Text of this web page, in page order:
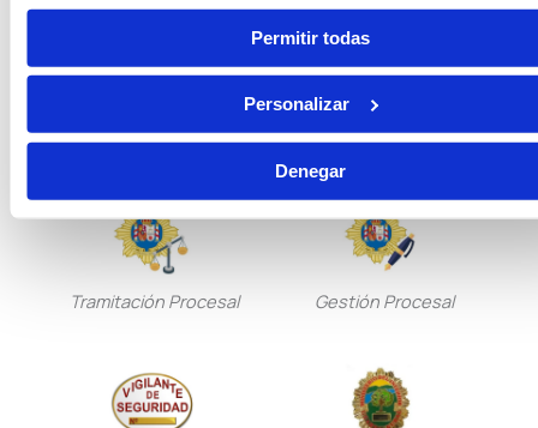
Permitir todas
Personalizar
Denegar
Penitenciarias
Tramitación Procesal Gestión Procesal